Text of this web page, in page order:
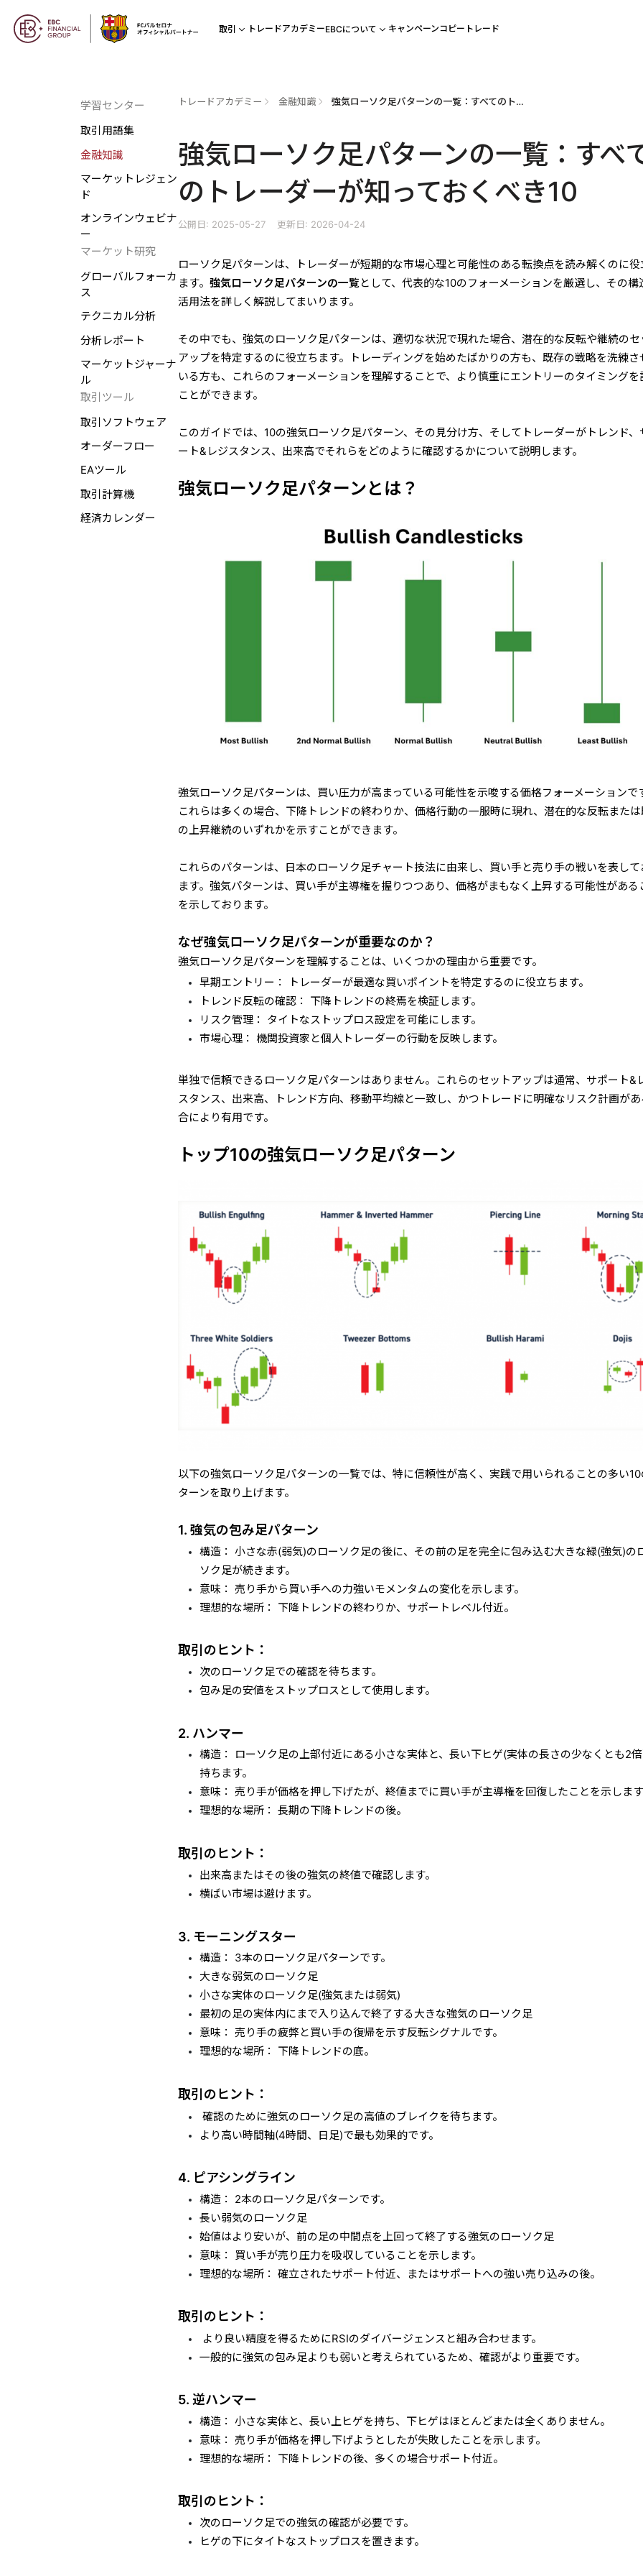
取引 トレードアカデミーEBCについて キャンペーンコピートレード
学習センター
取引用語集
金融知識
マーケットレジェン
ド
オンラインウェビナ
ー
マーケット研究
グローバルフォーカ
ス
テクニカル分析
分析レポート
マーケットジャーナ
ル
取引ツール
取引ソフトウェア
オーダーフロー
EAツール
取引計算機
経済カレンダー
トレードアカデミー 金融知識 強気ローソク足パターンの一覧：すべてのトレーダーが知っておくべき10
強気ローソク足パターンの一覧：すべ
のトレーダーが知っておくべき10
公開日: 2025-05-27 更新日: 2026-04-24
ローソク足パターンは、トレーダーが短期的な市場心理と可能性のある転換点を読み解くのに役
ます。強気ローソク足パターンの一覧として、代表的な10のフォーメーションを厳選し、その構
活用法を詳しく解説してまいります。
その中でも、強気のローソク足パターンは、適切な状況で現れた場合、潜在的な反転や継続のセ
アップを特定するのに役立ちます。トレーディングを始めたばかりの方も、既存の戦略を洗練さ
いる方も、これらのフォーメーションを理解することで、より慎重にエントリーのタイミングを
ことができます。
このガイドでは、10の強気ローソク足パターン、その見分け方、そしてトレーダーがトレンド、
ート&レジスタンス、出来高でそれらをどのように確認するかについて説明します。
強気ローソク足パターンとは？
強気ローソク足パターンは、買い圧力が高まっている可能性を示唆する価格フォーメーションで
これらは多くの場合、下降トレンドの終わりか、価格行動の一服時に現れ、潜在的な反転また
の上昇継続のいずれかを示すことができます。
これらのパターンは、日本のローソク足チャート技法に由来し、買い手と売り手の戦いを表して
ます。強気パターンは、買い手が主導権を握りつつあり、価格がまもなく上昇する可能性がある
を示しております。
なぜ強気ローソク足パターンが重要なのか？
強気ローソク足パターンを理解することは、いくつかの理由から重要です。
早期エントリー： トレーダーが最適な買いポイントを特定するのに役立ちます。
トレンド反転の確認： 下降トレンドの終焉を検証します。
リスク管理： タイトなストップロス設定を可能にします。
市場心理： 機関投資家と個人トレーダーの行動を反映します。
単独で信頼できるローソク足パターンはありません。これらのセットアップは通常、サポート&
スタンス、出来高、トレンド方向、移動平均線と一致し、かつトレードに明確なリスク計画が
合により有用です。
トップ10の強気ローソク足パターン
以下の強気ローソク足パターンの一覧では、特に信頼性が高く、実践で用いられることの多い
ターンを取り上げます。
1. 強気の包み足パターン
構造： 小さな赤(弱気)のローソク足の後に、その前の足を完全に包み込む大きな緑(強気)の
ソク足が続きます。
意味： 売り手から買い手への力強いモメンタムの変化を示します。
理想的な場所： 下降トレンドの終わりか、サポートレベル付近。
取引のヒント：
次のローソク足での確認を待ちます。
包み足の安値をストップロスとして使用します。
2. ハンマー
構造： ローソク足の上部付近にある小さな実体と、長い下ヒゲ(実体の長さの少なくとも2
持ちます。
意味： 売り手が価格を押し下げたが、終値までに買い手が主導権を回復したことを示します
理想的な場所： 長期の下降トレンドの後。
取引のヒント：
出来高またはその後の強気の終値で確認します。
横ばい市場は避けます。
3. モーニングスター
構造： 3本のローソク足パターンです。
大きな弱気のローソク足
小さな実体のローソク足(強気または弱気)
最初の足の実体内にまで入り込んで終了する大きな強気のローソク足
意味： 売り手の疲弊と買い手の復帰を示す反転シグナルです。
理想的な場所： 下降トレンドの底。
取引のヒント：
確認のために強気のローソク足の高値のブレイクを待ちます。
より高い時間軸(4時間、日足)で最も効果的です。
4. ピアシングライン
構造： 2本のローソク足パターンです。
長い弱気のローソク足
始値はより安いが、前の足の中間点を上回って終了する強気のローソク足
意味： 買い手が売り圧力を吸収していることを示します。
理想的な場所： 確立されたサポート付近、またはサポートへの強い売り込みの後。
取引のヒント：
より良い精度を得るためにRSIのダイバージェンスと組み合わせます。
一般的に強気の包み足よりも弱いと考えられているため、確認がより重要です。
5. 逆ハンマー
構造： 小さな実体と、長い上ヒゲを持ち、下ヒゲはほとんどまたは全くありません。
意味： 売り手が価格を押し下げようとしたが失敗したことを示します。
理想的な場所： 下降トレンドの後、多くの場合サポート付近。
取引のヒント：
次のローソク足での強気の確認が必要です。
ヒゲの下にタイトなストップロスを置きます。